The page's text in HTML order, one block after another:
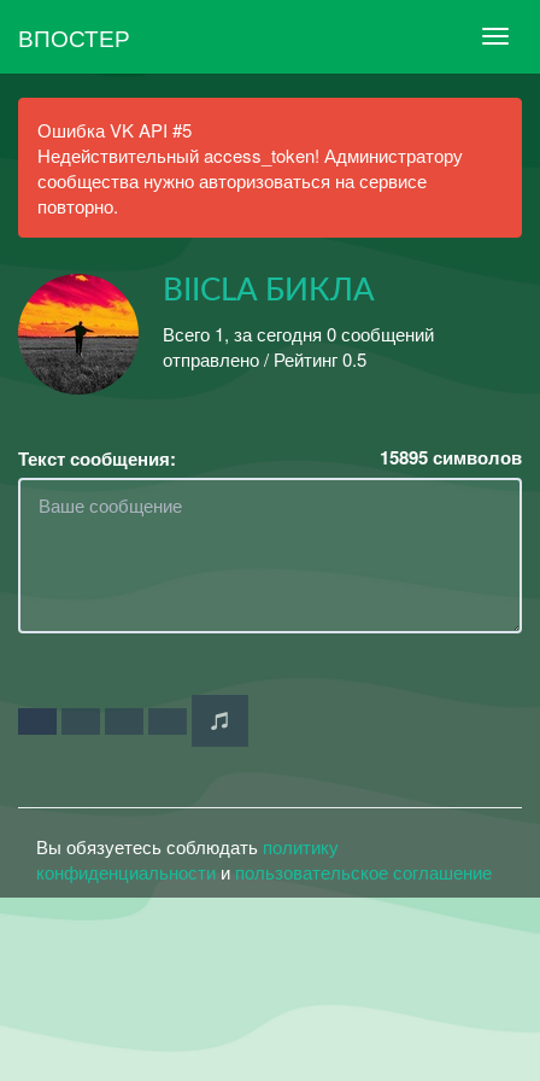
ВПОСТЕР
Ошибка VK API #5
Недействительный access_token! Администратору
сообщества нужно авторизоваться на сервисе
повторно.
BIICLA БИКЛА
Всего 1, за сегодня 0 сообщений
отправлено / Рейтинг 0.5
Текст сообщения: 15895символов
Вы обязуетесь соблюдать политику
конфиденциальности и пользовательское соглашение